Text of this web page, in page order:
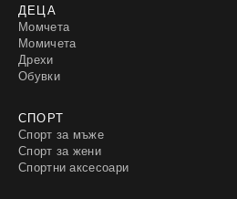
ДЕЦА
Момчета
Момичета
Дрехи
Обувки
СПОРТ
Спорт за мъже
Спорт за жени
Спортни аксесоари